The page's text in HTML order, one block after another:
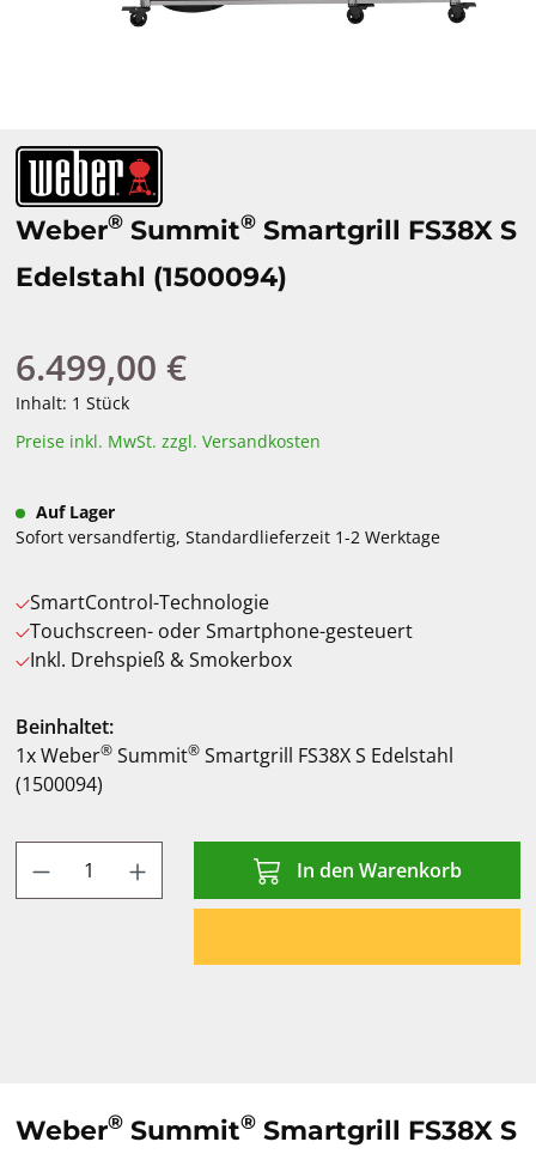
Weber® Summit® Smartgrill FS38X S
Edelstahl (1500094)
Regulärer Preis:
6.499,00 €
Inhalt: 1 Stück
Preise inkl. MwSt. zzgl. Versandkosten
Auf Lager
Sofort versandfertig, Standardlieferzeit 1-2 Werktage
SmartControl-Technologie
Touchscreen- oder Smartphone-gesteuert
Inkl. Drehspieß & Smokerbox
Beinhaltet:
1x Weber® Summit® Smartgrill FS38X S Edelstahl
(1500094)
Produkt Anzahl: Gib den gewünschten
In den Warenkorb
Weber® Summit® Smartgrill FS38X S